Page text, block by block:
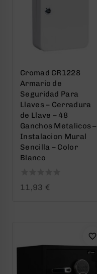
Cromad CR1228
Armario de
Seguridad Para
Llaves – Cerradura
de Llave – 48
Ganchos Metalicos –
Instalacion Mural
Sencilla – Color
Blanco
011,93 €